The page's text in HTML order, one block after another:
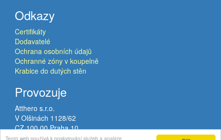
Tento web používá k poskytování služeb a analýze
Odkazy
Certifikáty
Dodavatelé
Ochrana osobních údajů
Ochranné zóny v koupelně
Krabice do dutých stěn
Provozuje
Atthero s.r.o.
V Olšinách 1128/62
CZ 100 00 Praha 10
VAT: CZ02120224